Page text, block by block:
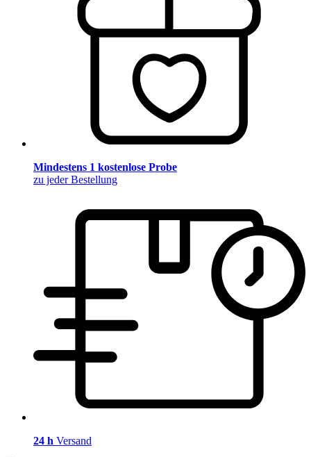
Mindestens 1 kostenlose Probe
zu jeder Bestellung
24 h Versand